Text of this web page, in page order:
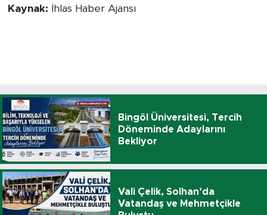
Kaynak: İhlas Haber Ajansı
Bingöl Üniversitesi, Tercih
Döneminde Adaylarını
Bekliyor
Vali Çelik, Solhan’da
Vatandaş ve Mehmetçikle